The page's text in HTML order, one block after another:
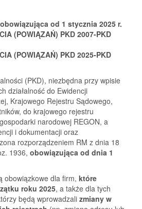
obowiązująca od 1 stycznia 2025 r.
(POWIĄZAŃ) PKD 2007-PKD
(POWIĄZAŃ) PKD 2025-PKD
(PKD), niezbędna przy wpisie
działalność do Ewidencji
Krajowego Rejestru Sądowego,
do krajowego rejestru
narodowej REGON, a
i dokumentacji oraz
rozporządzeniem RM z dnia 18
1936, obowiązująca od dnia 1
obowiązkowe dla firm, które
roku 2025, a także dla tych
będą wprowadzali zmiany w